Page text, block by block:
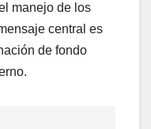
manejo de los
central es
de fondo